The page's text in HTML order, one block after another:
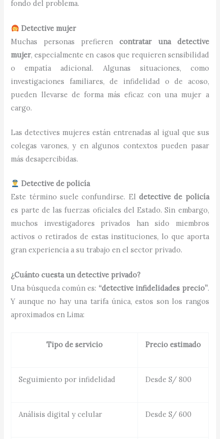
fondo del problema.
Detective mujer
Muchas personas prefieren contratar una detective
mujer, especialmente en casos que requieren sensibilidad
o empatía adicional. Algunas situaciones, como
investigaciones familiares, de infidelidad o de acoso,
pueden llevarse de forma más eficaz con una mujer a
cargo.
Las detectives mujeres están entrenadas al igual que sus
colegas varones, y en algunos contextos pueden pasar
más desapercibidas.
Detective de policía
Este término suele confundirse. El detective de policía
es parte de las fuerzas oficiales del Estado. Sin embargo,
muchos investigadores privados han sido miembros
activos o retirados de estas instituciones, lo que aporta
gran experiencia a su trabajo en el sector privado.
¿Cuánto cuesta un detective privado?
Una búsqueda común es: “detective infidelidades precio”.
Y aunque no hay una tarifa única, estos son los rangos
aproximados en Lima:
Tipo de servicio Precio estimado
Seguimiento por infidelidad Desde S/ 800
Análisis digital y celular Desde S/ 600